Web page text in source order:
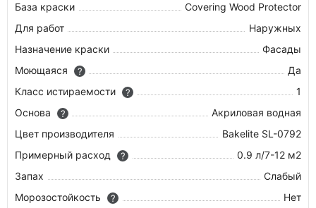
База краски
Covering Wood Protector
Для работ
Наружных
Назначение краски
Фасады
Моющаяся
?
Да
Класс истираемости
?
1
Основа
?
Акриловая водная
Цвет производителя
Bakelite SL-0792
Примерный расход
?
0.9 л/7-12 м2
Запах
Слабый
Морозостойкость
?
Нет